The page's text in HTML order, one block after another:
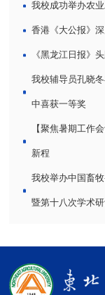
我校成功举办农
香港《大公报》
《黑龙江日报》
我校辅导员孔晓
中喜获一等奖
【聚焦暑期工作
新程
我校举办中国畜
暨第十八次学术